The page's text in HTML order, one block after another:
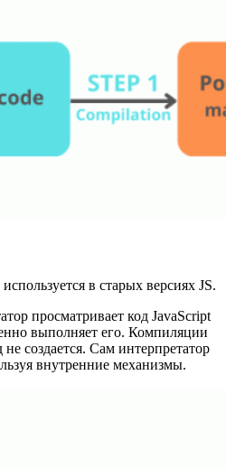
в старых версиях JS.
просматривает код JavaScript
выполняет его. Компиляции
создается. Сам интерпретатор
внутренние механизмы.